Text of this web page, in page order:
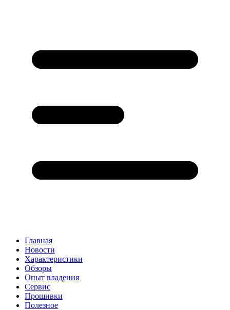
Главная
Новости
Характеристики
Обзоры
Опыт владения
Сервис
Прошивки
Полезное